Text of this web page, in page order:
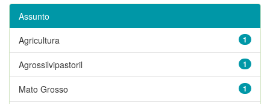
Assunto
1
Agricultura
1
Agrossilvipastoril
1
Mato Grosso